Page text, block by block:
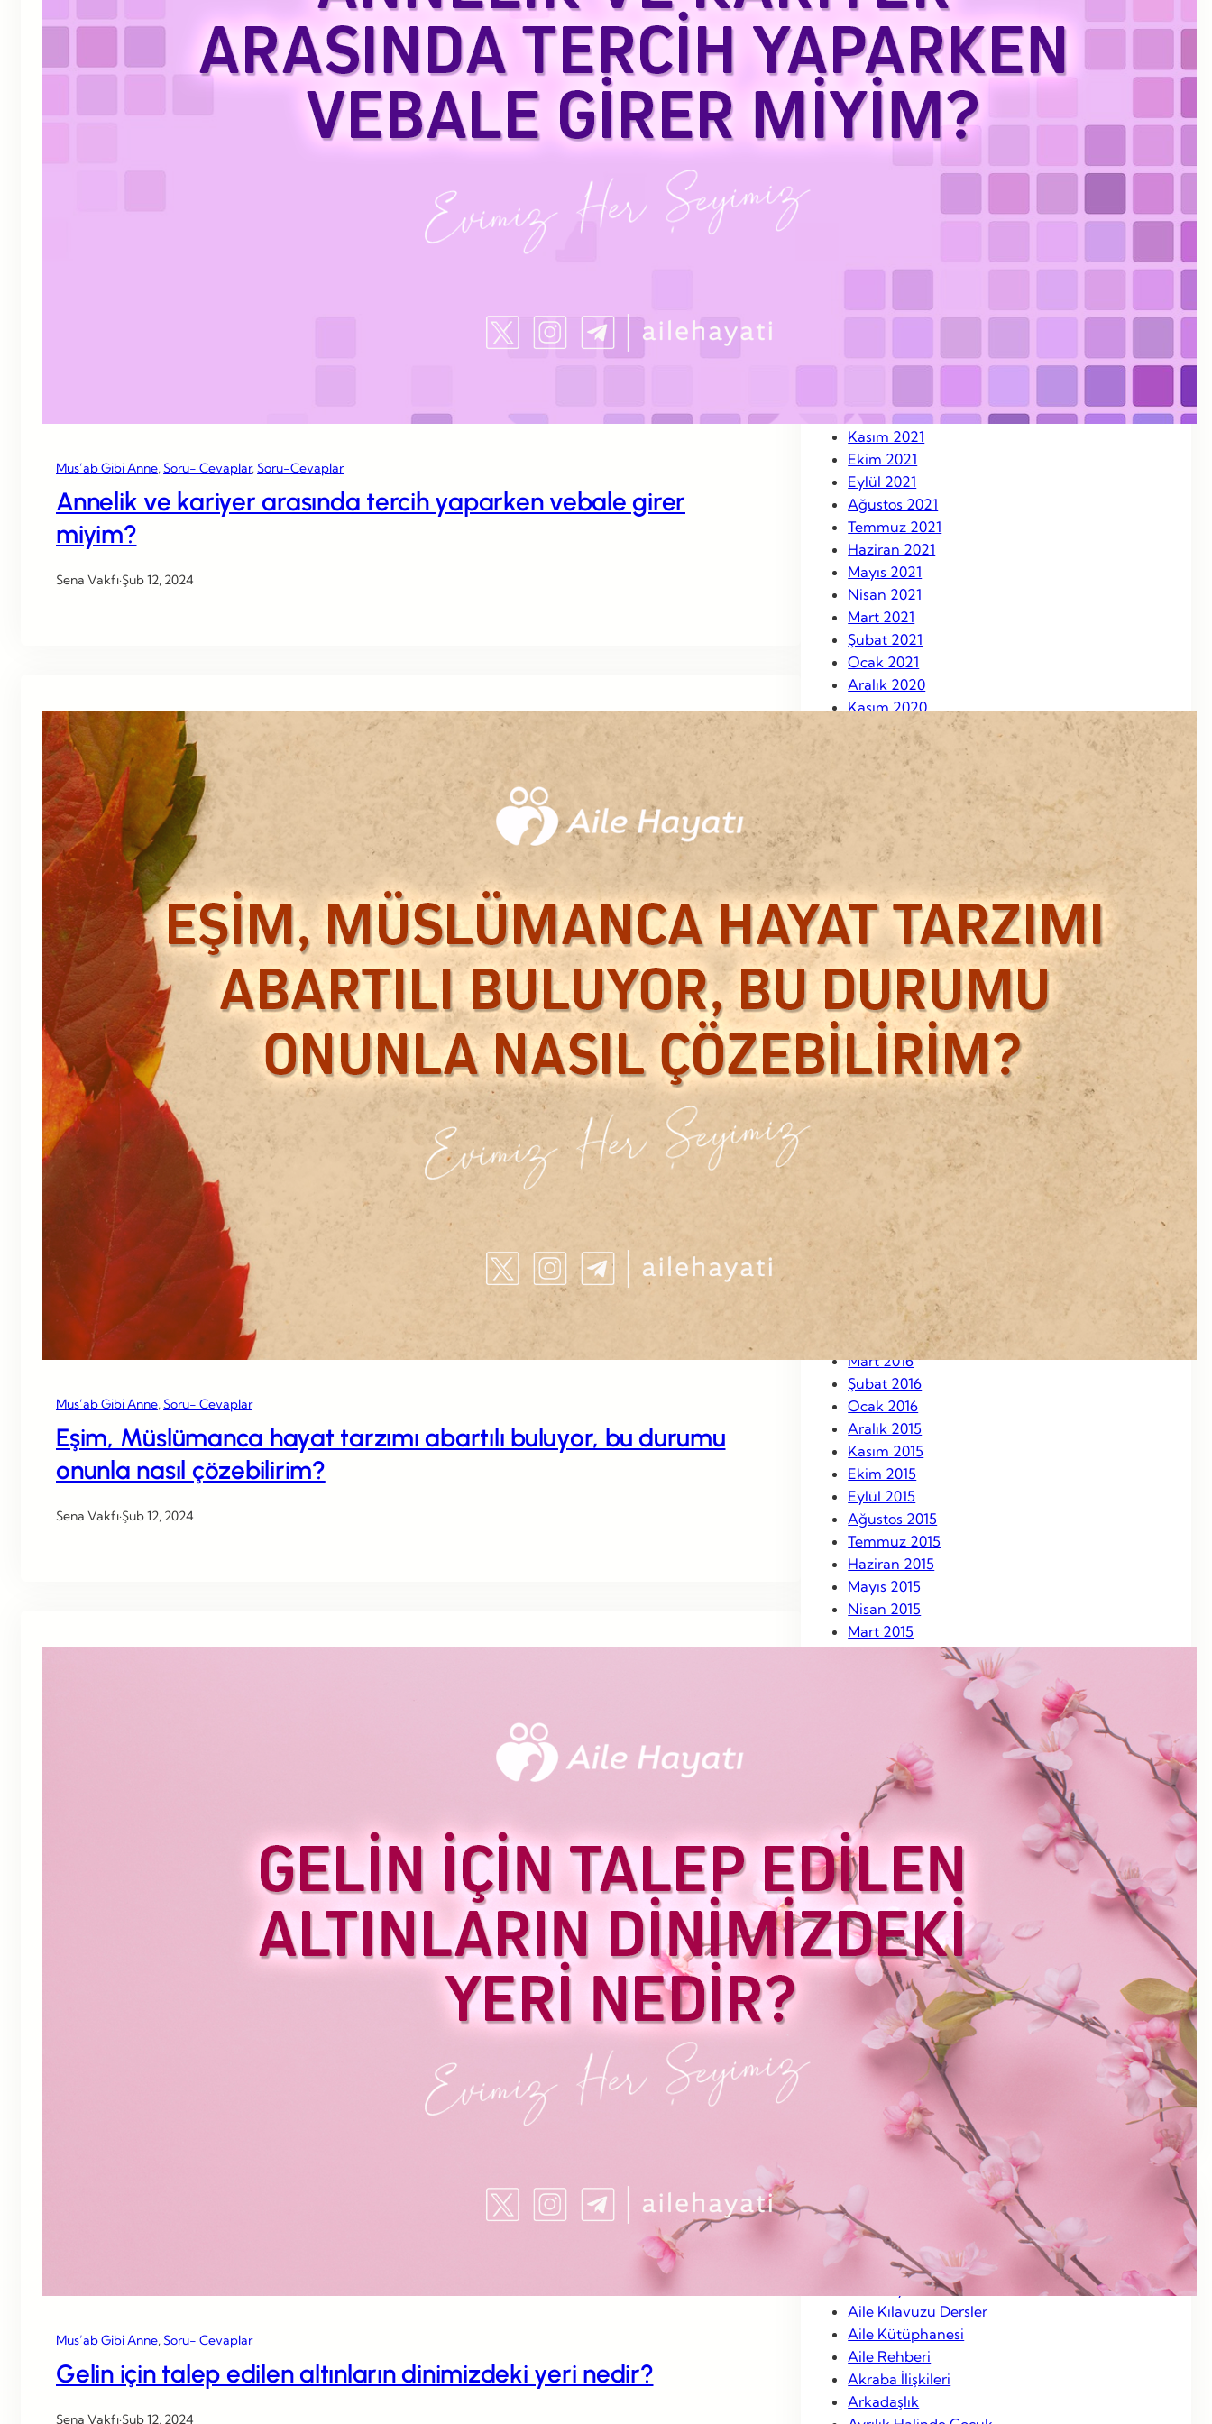
Mus’ab Gibi Anne, Soru- Cevaplar, Soru-Cevaplar
Annelik ve kariyer arasında tercih yaparken vebale girer
miyim?
Sena Vakfı·Şub 12, 2024
Mus’ab Gibi Anne, Soru- Cevaplar
Eşim, Müslümanca hayat tarzımı abartılı buluyor, bu durumu
onunla nasıl çözebilirim?
Sena Vakfı·Şub 12, 2024
Mus’ab Gibi Anne, Soru- Cevaplar
Gelin için talep edilen altınların dinimizdeki yeri nedir?
Sena Vakfı·Şub 12, 2024
Kasım 2023
Eylül 2023
Ağustos 2023
Temmuz 2023
Haziran 2023
Mayıs 2023
Mart 2023
Haziran 2022
Nisan 2022
Aralık 2021
Kasım 2021
Ekim 2021
Eylül 2021
Ağustos 2021
Temmuz 2021
Haziran 2021
Mayıs 2021
Nisan 2021
Mart 2021
Şubat 2021
Ocak 2021
Aralık 2020
Kasım 2020
Ekim 2020
Eylül 2020
Ağustos 2020
Ağustos 2019
Ekim 2018
Eylül 2018
Mart 2018
Şubat 2018
Ocak 2018
Aralık 2017
Kasım 2017
Ekim 2017
Eylül 2017
Ağustos 2017
Temmuz 2017
Haziran 2017
Mayıs 2017
Nisan 2017
Aralık 2016
Kasım 2016
Eylül 2016
Ağustos 2016
Temmuz 2016
Haziran 2016
Mayıs 2016
Nisan 2016
Mart 2016
Şubat 2016
Ocak 2016
Aralık 2015
Kasım 2015
Ekim 2015
Eylül 2015
Ağustos 2015
Temmuz 2015
Haziran 2015
Mayıs 2015
Nisan 2015
Mart 2015
Eylül 2014
Ağustos 2014
Temmuz 2014
Haziran 2014
Mayıs 2014
Nisan 2014
Mart 2014
Haziran 2013
Mayıs 2013
Nisan 2013
Mart 2013
Şubat 2013
Ocak 2013
Kasım 2012
Ocak 2012
Categories
Aile Kılavuzu Dersler
Aile Kütüphanesi
Aile Rehberi
Akraba İlişkileri
Arkadaşlık